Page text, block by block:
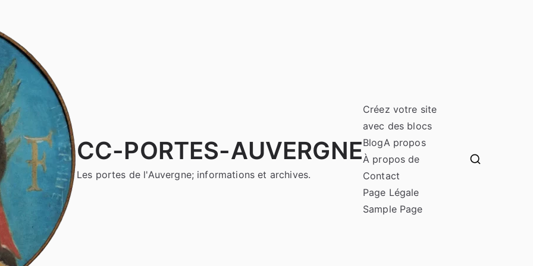
CC-PORTES-AUVERGNE
Les portes de l'Auvergne; informations et archives.
Créez votre site
avec des blocs
BlogA propos
À propos de
Contact
Page Légale
Sample Page